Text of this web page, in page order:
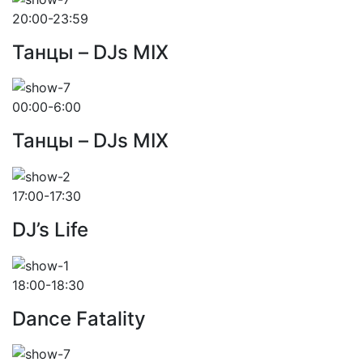
20:00-23:59
Танцы – DJs MIX
00:00-6:00
Танцы – DJs MIX
17:00-17:30
DJ’s Life
18:00-18:30
Dance Fatality